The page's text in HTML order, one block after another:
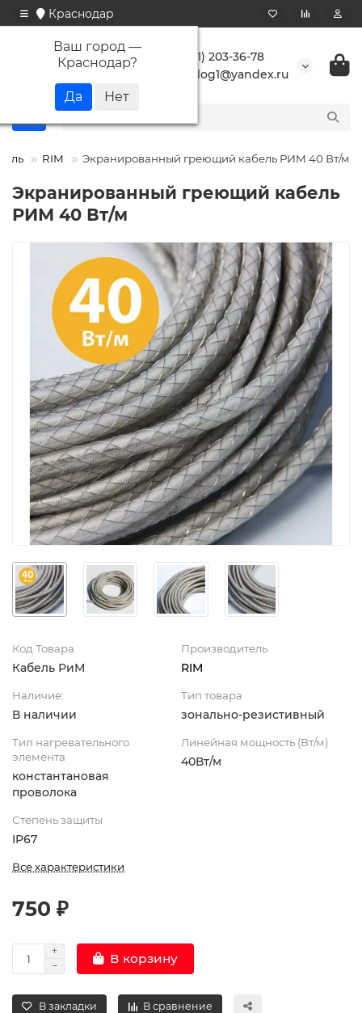
Краснодар
Ваш город —
Краснодар?
+7 (861) 203-36-78
buranlog1@yandex.ru
RIM Экранированный греющий кабель РИМ 40 Вт/м
Экранированный греющий кабель
РИМ 40 Вт/м
Код Товара
Кабель РиМ
Производитель
RIM
Наличие:
В наличии
Тип товара
зонально-резистивный
Тип нагревательного
элемента
константановая
проволока
Линейная мощность (Вт/м)
40Вт/м
Степень защиты
IP67
Все характеристики
750 ₽
В корзину
В закладки В сравнение